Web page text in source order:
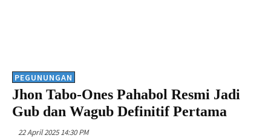
PEGUNUNGAN
Jhon Tabo-Ones Pahabol Resmi Jadi
Gub dan Wagub Definitif Pertama
22 April 2025 14:30 PM